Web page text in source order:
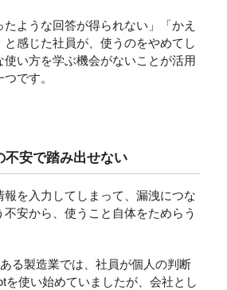
ような回答が得られない」「かえ
と感じた社員が、使うのをやめてし
使い方を学ぶ機会がないことが活用
です。
不安で踏み出せない
報を入力してしまって、漏洩につな
安から、使うこと自体をためらう
る製造業では、社員が個人の判断
を使い始めていましたが、会社とし